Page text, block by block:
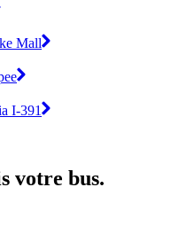
Mall
I-391
votre bus.